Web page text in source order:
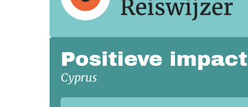
Positieve impact
Cyprus